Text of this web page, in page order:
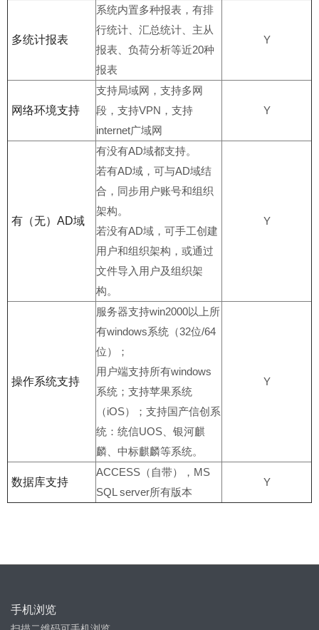
多统计报表
系统内置多种报表，有排
行统计、汇总统计、主从
报表、负荷分析等近20种
报表
Y
网络环境支持
支持局域网，支持多网
段，支持VPN，支持
internet广域网
Y
有（无）AD域
有没有AD域都支持。
若有AD域，可与AD域结
合，同步用户账号和组织
架构。
若没有AD域，可手工创建
用户和组织架构，或通过
文件导入用户及组织架
构。
Y
操作系统支持
服务器支持win2000以上所
有windows系统（32位/64
位）；
用户端支持所有windows
系统；支持苹果系统
（iOS）；支持国产信创系
统：统信UOS、银河麒
麟、中标麒麟等系统。
Y
数据库支持
ACCESS（自带），MS
SQL server所有版本
Y
手机浏览